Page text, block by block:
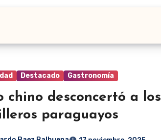
Destacado Gastronomía
chino desconcertó a los
paraguayos